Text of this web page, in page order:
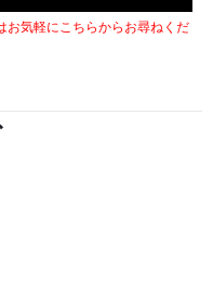
お気軽にこちらからお尋ねくだ